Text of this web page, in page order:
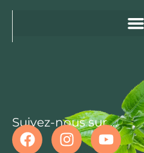
Suivez-nous sur ...